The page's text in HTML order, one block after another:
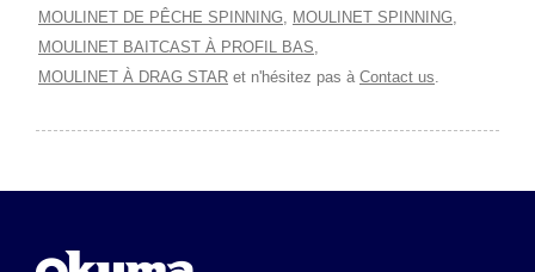
MOULINET DE PÊCHE SPINNING
MOULINET SPINNING
MOULINET BAITCAST À PROFIL BAS
MOULINET À DRAG STAR et n'hésitez pas à Contact us